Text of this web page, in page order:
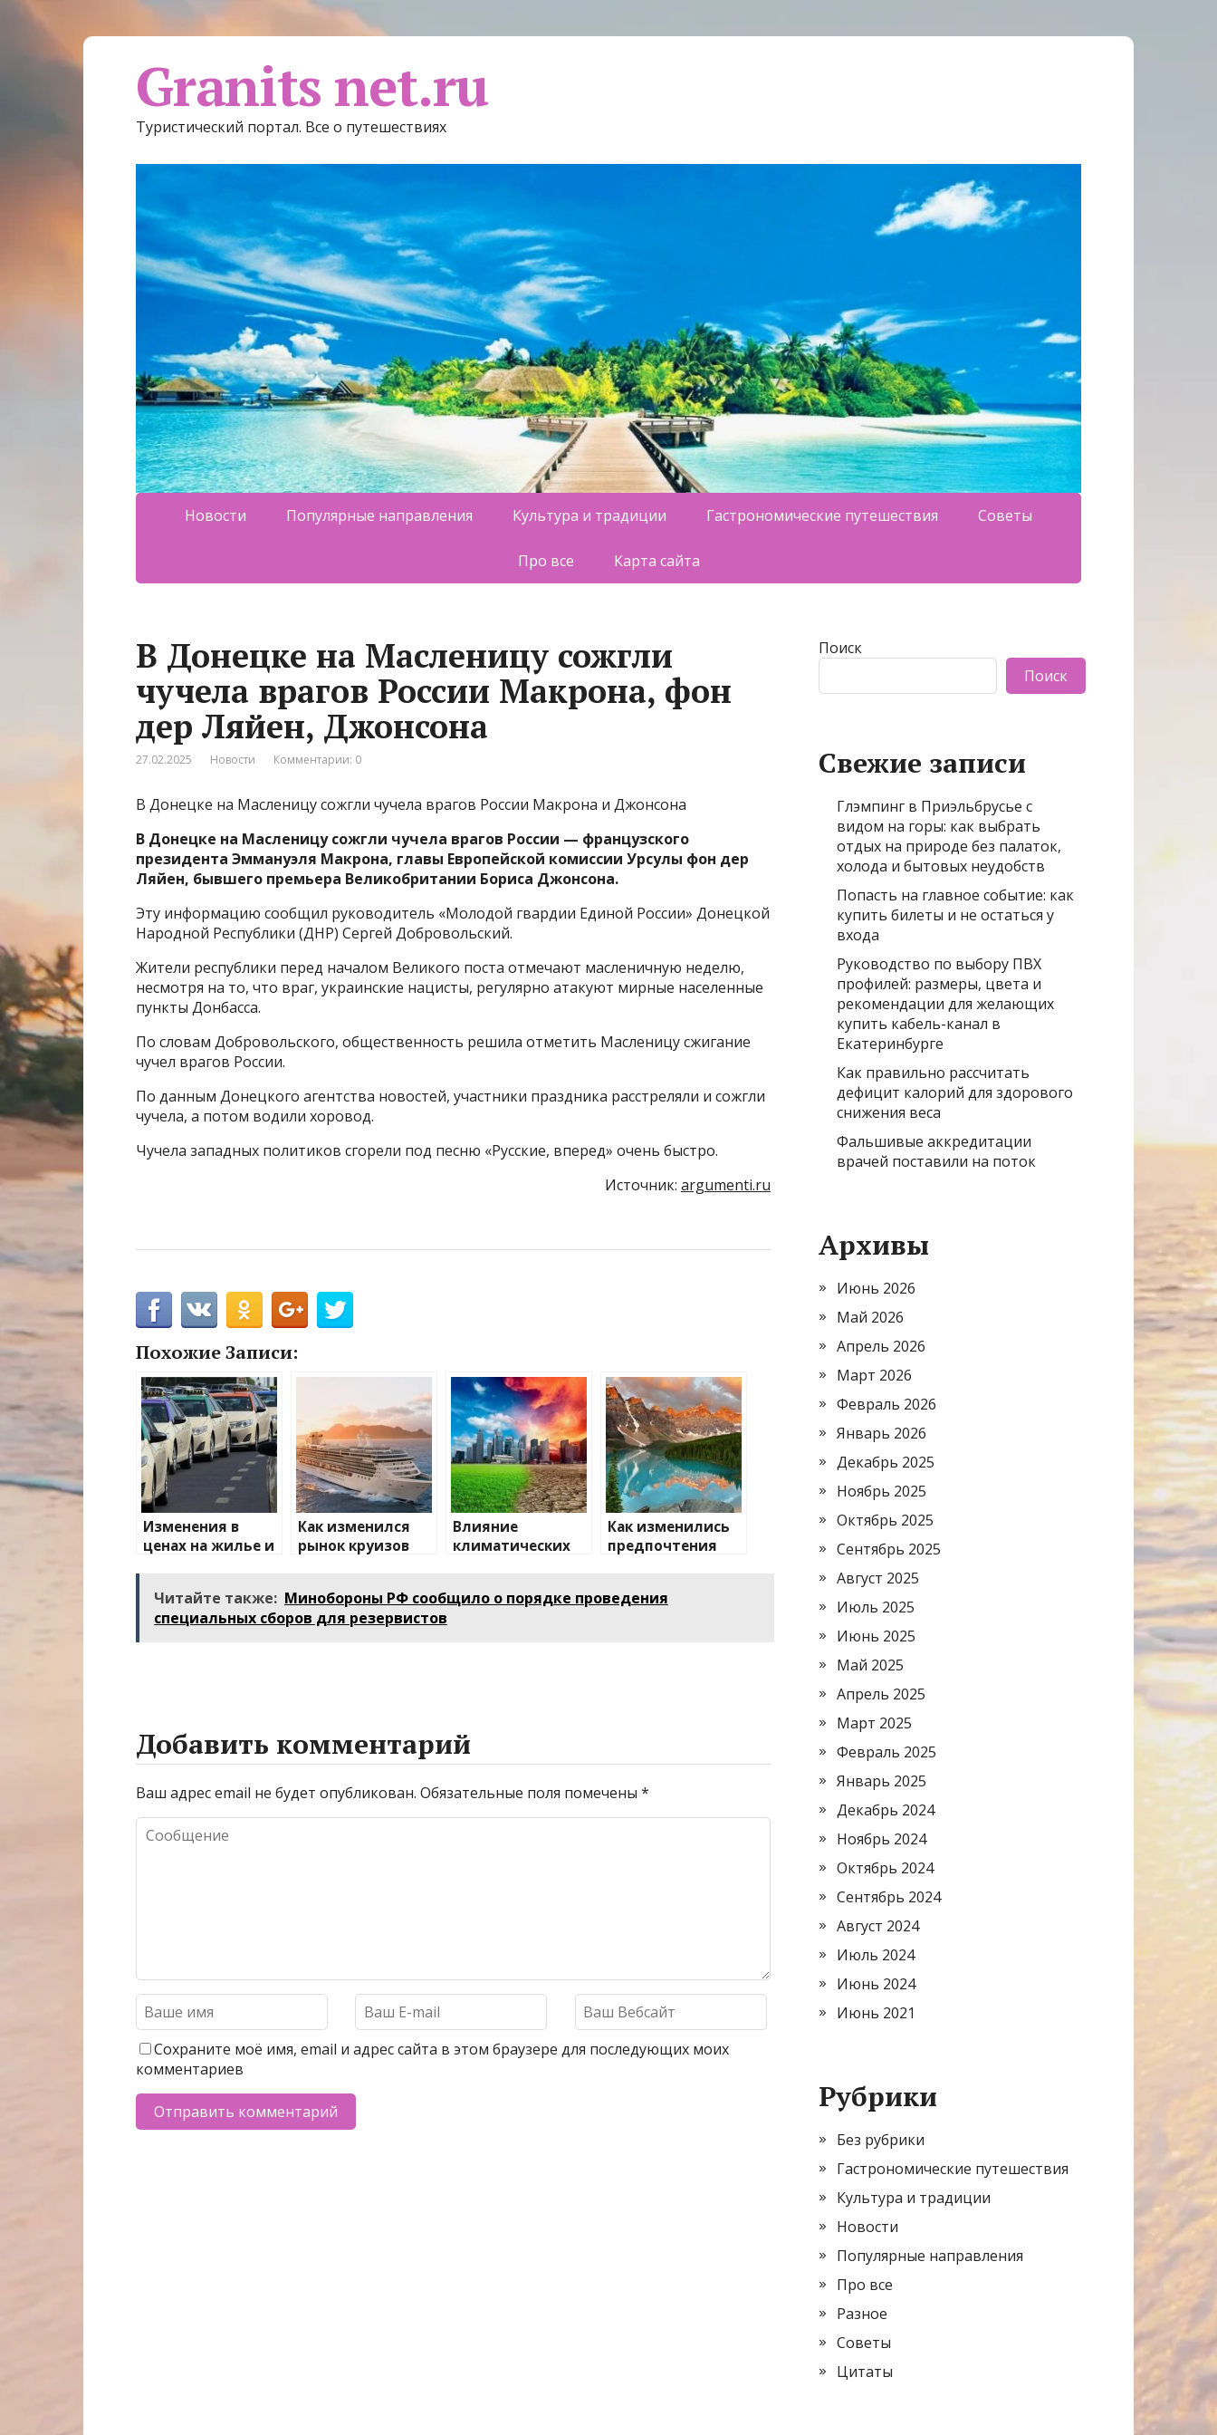
Granits net.ru
Туристический портал. Все о путешествиях
Новости Популярные направления Культура и традиции Гастрономические путешествия Советы
Про все Карта сайта
В Донецке на Масленицу сожгли
чучела врагов России Макрона, фон
дер Ляйен, Джонсона
27.02.2025 Новости Комментарии: 0
В Донецке на Масленицу сожгли чучела врагов России Макрона и Джонсона
В Донецке на Масленицу сожгли чучела врагов России — французского
президента Эммануэля Макрона, главы Европейской комиссии Урсулы фон дер
Ляйен, бывшего премьера Великобритании Бориса Джонсона.
Эту информацию сообщил руководитель «Молодой гвардии Единой России» Донецкой
Народной Республики (ДНР) Сергей Добровольский.
Жители республики перед началом Великого поста отмечают масленичную неделю,
несмотря на то, что враг, украинские нацисты, регулярно атакуют мирные населенные
пункты Донбасса.
По словам Добровольского, общественность решила отметить Масленицу сжигание
чучел врагов России.
По данным Донецкого агентства новостей, участники праздника расстреляли и сожгли
чучела, а потом водили хоровод.
Чучела западных политиков сгорели под песню «Русские, вперед» очень быстро.
Источник: argumenti.ru
Похожие Записи:
Изменения в
ценах на жилье и
Как изменился
рынок круизов
Влияние
климатических
направления
Как изменились
предпочтения
Читайте также: Минобороны РФ сообщило о порядке проведения
специальных сборов для резервистов
Добавить комментарий
Ваш адрес email не будет опубликован. Обязательные поля помечены *
Сохраните моё имя, email и адрес сайта в этом браузере для последующих моих
комментариев
Поиск
Поиск
Свежие записи
Глэмпинг в Приэльбрусье с
видом на горы: как выбрать
отдых на природе без палаток,
холода и бытовых неудобств
Попасть на главное событие: как
купить билеты и не остаться у
входа
Руководство по выбору ПВХ
профилей: размеры, цвета и
рекомендации для желающих
купить кабель-канал в
Екатеринбурге
Как правильно рассчитать
дефицит калорий для здорового
снижения веса
Фальшивые аккредитации
врачей поставили на поток
Архивы
Июнь 2026
Май 2026
Апрель 2026
Март 2026
Февраль 2026
Январь 2026
Декабрь 2025
Ноябрь 2025
Октябрь 2025
Сентябрь 2025
Август 2025
Июль 2025
Июнь 2025
Май 2025
Апрель 2025
Март 2025
Февраль 2025
Январь 2025
Декабрь 2024
Ноябрь 2024
Октябрь 2024
Сентябрь 2024
Август 2024
Июль 2024
Июнь 2024
Июнь 2021
Рубрики
Без рубрики
Гастрономические путешествия
Культура и традиции
Новости
Популярные направления
Про все
Разное
Советы
Цитаты